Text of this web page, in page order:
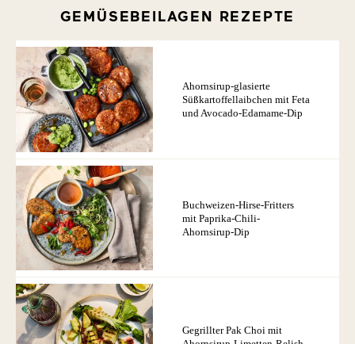
GEMÜSEBEILAGEN REZEPTE
Ahornsirup-glasierte
Süßkartoffellaibchen mit Feta
und Avocado-Edamame-Dip
Buchweizen-Hirse-Fritters
mit Paprika-Chili-
Ahornsirup-Dip
Gegrillter Pak Choi mit